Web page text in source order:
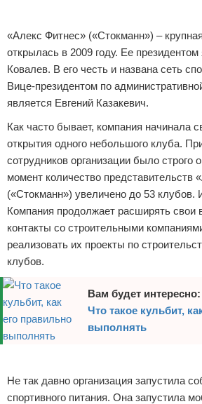
Спортивное питание
«Алекс Фитнес» («Стокманн») –
открылась в 2009 году. Ее
Ковалев. В его честь и названа сеть
Вице-президентом по
является Евгений Казакевич.
Как часто бывает, компания начинала
открытия одного небольшого клуба.
сотрудников организации было строго
момент количество представительств
(«Стокманн») увеличено до 53 клубов.
Компания продолжает расширять свои
контакты со строительными
реализовать их проекты по
клубов.
Вам будет интересно:
Что такое кульбит,
выполнять
Не так давно организация запустила
спортивного питания. Она запустила